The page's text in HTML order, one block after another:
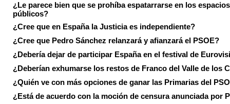
¿Le parece bien que se prohíba espatarrarse en los espacios
públicos?
¿Cree que en España la Justicia es independiente?
¿Cree que Pedro Sánchez relanzará y afianzará el PSOE?
¿Debería dejar de participar España en el festival de
¿Deberían exhumarse los restos de Franco del Valle de los
¿Quién ve con más opciones de ganar las Primarias del
¿Está de acuerdo con la moción de censura anunciada por